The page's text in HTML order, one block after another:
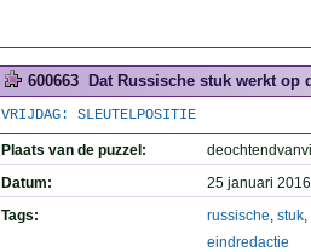
600663 Dat Russische stuk werkt op
VRIJDAG: SLEUTELPOSITIE
Plaats van de puzzel:
Datum:
25 januari
Tags:
russische, stuk,
eindredactie